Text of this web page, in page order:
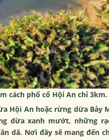
cách phố cổ Hội An chỉ 3km.
Hội An hoặc rừng dừa Bảy
dừa xanh mướt, những
dã. Nơi đây sẽ mang đến